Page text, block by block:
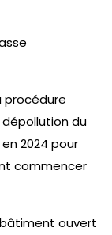
procédure
du
2024 pour
commencer
bâtiment ouvert